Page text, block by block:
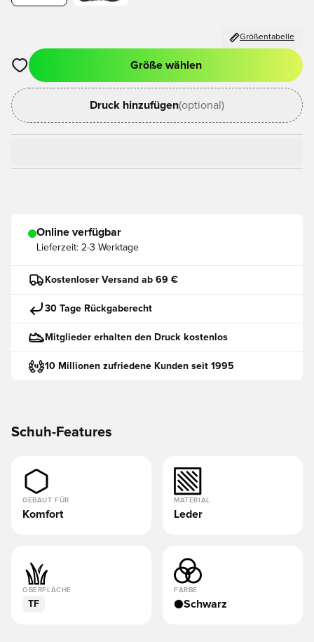
Größentabelle
Öffnet ein neues Fenster zum Anmelden oder Registrieren
Größe wählen
Druck hinzufügen(optional)
Online verfügbar
Lieferzeit: 2-3 Werktage
Kostenloser Versand ab 69 €
30 Tage Rückgaberecht
Mitglieder erhalten den Druck kostenlos
10 Millionen zufriedene Kunden seit 1995
Schuh-Features
GEBAUT FÜR
Komfort
MATERIAL
Leder
OBERFLÄCHE
TF
FARBE
Schwarz